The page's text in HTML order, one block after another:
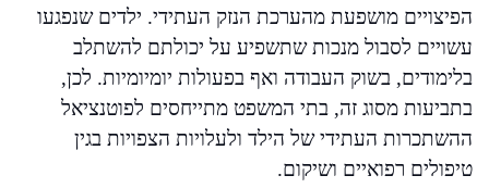
הפיצויים מושפעת מהערכת הנזק העתידי. ילדים שנפגעו
עשויים לסבול מנכות שתשפיע על יכולתם להשתלב
בלימודים, בשוק העבודה ואף בפעולות יומיומיות. לכן,
בתביעות מסוג זה, בתי המשפט מתייחסים לפוטנציאל
ההשתכרות העתידי של הילד ולעלויות הצפויות בגין
טיפולים רפואיים ושיקום.